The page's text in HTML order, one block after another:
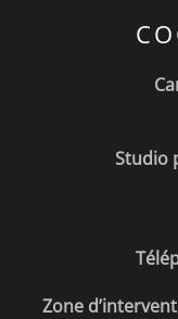
Studio
Zone